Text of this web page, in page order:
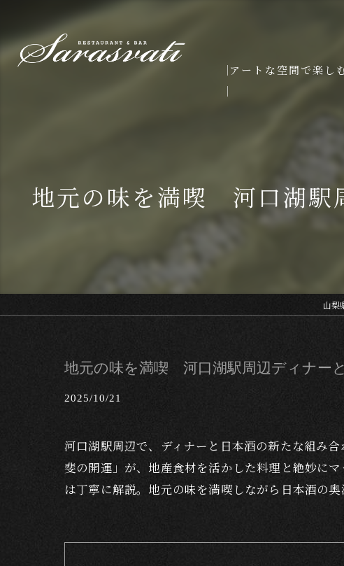
アートな空間で楽し
地元の味を満喫 河口湖駅
山梨
地元の味を満喫 河口湖駅周辺ディナー
2025/10/21
河口湖駅周辺で、ディナーと日本酒の新たな組み
斐の開運」が、地産食材を活かした料理と絶妙に
は丁寧に解説。地元の味を満喫しながら日本酒の